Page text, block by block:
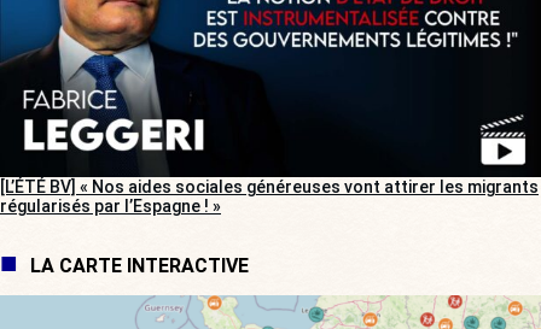
[L’ÉTÉ BV] « Nos aides sociales généreuses vont attirer les migrants
régularisés par l’Espagne ! »
LA CARTE INTERACTIVE